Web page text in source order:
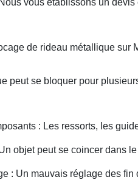
de rideau métallique sur
peut se bloquer pour
: Les ressorts, les
objet peut se coincer dans
: Un mauvais réglage des